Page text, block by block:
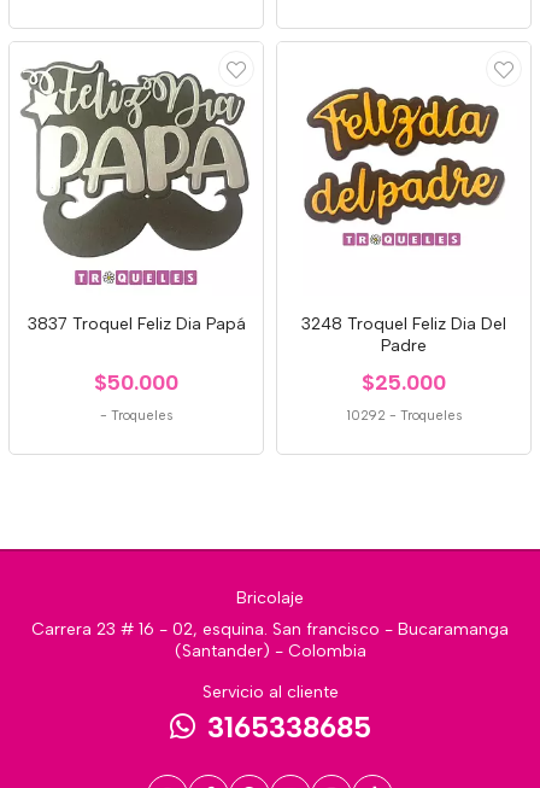
3837 Troquel Feliz Dia Papá
$50.000
- Troqueles
3248 Troquel Feliz Dia Del
Padre
$25.000
10292 - Troqueles
Bricolaje
Carrera 23 # 16 - 02, esquina. San francisco - Bucaramanga
(Santander) - Colombia
Servicio al cliente
3165338685